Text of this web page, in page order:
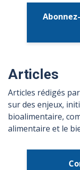
Articles
Articles rédigés
sur des enjeux,
bioalimentaire,
alimentaire et le